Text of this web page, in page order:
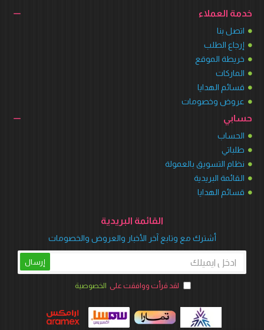
خدمة العملاء
اتصل بنا
إرجاع الطلب
خريطة الموقع
الماركات
قسائم الهدايا
عروض وخصومات
حسابي
الحساب
طلباتي
نظام التسويق بالعمولة
القائمة البريدية
قسائم الهدايا
القائمة البريدية
أشترك مع وتابع آخر الأخبار والعروض والخصومات
إرسال
لقد قرأت ووافقت على الخصوصية